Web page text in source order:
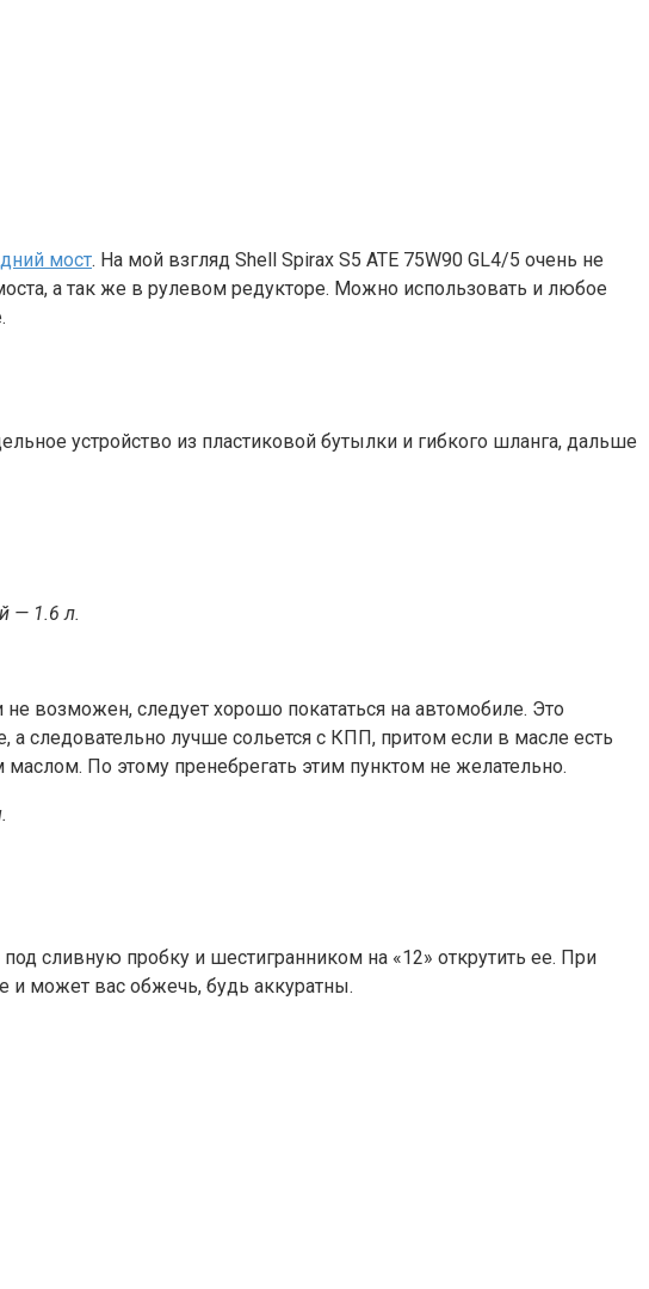
мост. На мой взгляд Shell Spirax S5 ATE 75W90 GL4/5 очень не
а так же в рулевом редукторе. Можно использовать и любое
устройство из пластиковой бутылки и гибкого шланга, дальше
— 1.6 л.
возможен, следует хорошо покататься на автомобиле. Это
а следовательно лучше сольется с КПП, притом если в масле есть
По этому пренебрегать этим пунктом не желательно.
сливную пробку и шестигранником на «12» открутить ее. При
и может вас обжечь, будь аккуратны.